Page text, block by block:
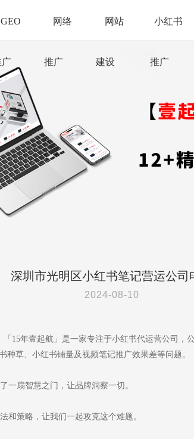
GEO
广
网络
推广
网站
建设
小红书
推广
深圳市光明区小红书笔记营运公司
2024-08-10
15年壹起航」是一家专注于小红书代运营公司，
种草、小红书铺量及视频笔记推广效果差等问题。
扇智慧之门，让品牌洞察一切。
策略，让我们一起攻克这个难题。